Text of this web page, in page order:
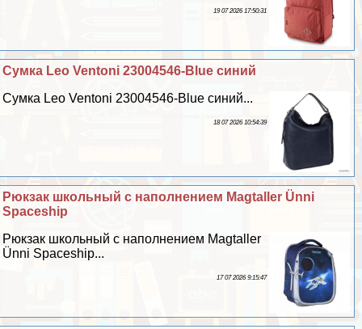
19 07 2026 17:50:31
Сумка Leo Ventoni 23004546-Blue синий
Сумка Leo Ventoni 23004546-Blue синий...
18 07 2026 10:54:39
Рюкзак школьный с наполнением Magtaller Ünni
Spaceship
Рюкзак школьный с наполнением Magtaller
Ünni Spaceship...
17 07 2026 9:15:47